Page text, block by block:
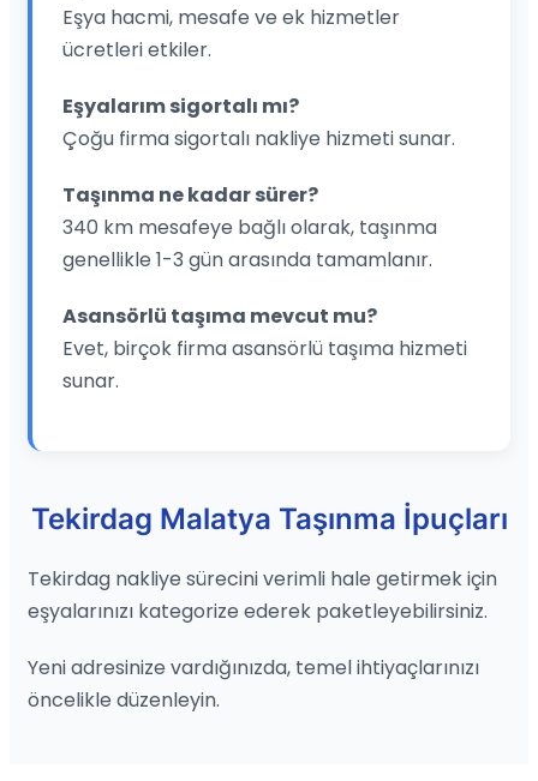
Eşya hacmi, mesafe ve ek hizmetler
ücretleri etkiler.
Eşyalarım sigortalı mı?
Çoğu firma sigortalı nakliye hizmeti sunar.
Taşınma ne kadar sürer?
340 km mesafeye bağlı olarak, taşınma
genellikle 1-3 gün arasında tamamlanır.
Asansörlü taşıma mevcut mu?
Evet, birçok firma asansörlü taşıma hizmeti
sunar.
Tekirdag Malatya Taşınma İpuçları
Tekirdag nakliye sürecini verimli hale getirmek için
eşyalarınızı kategorize ederek paketleyebilirsiniz.
Yeni adresinize vardığınızda, temel ihtiyaçlarınızı
öncelikle düzenleyin.